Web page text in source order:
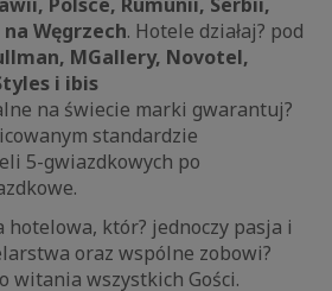
na Węgrzech. Hotele działaj? pod
MGallery, Novotel,
i ibis
na świecie marki gwarantuj?
standardzie
5-gwiazdkowych po
hotelowa, któr? jednoczy pasja i
oraz wspólne zobowi?
witania wszystkich Gości.